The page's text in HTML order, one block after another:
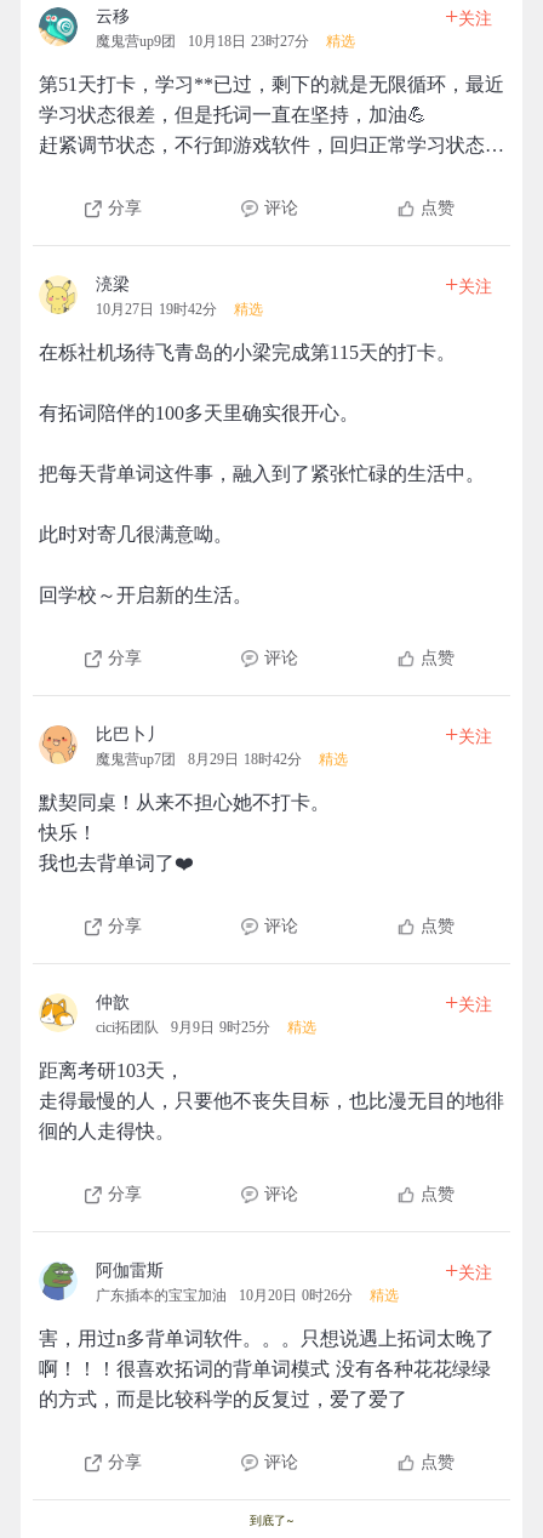
云移
魔鬼营up9团 10月18日 23时27分 精选
+关注
第51天打卡，学习**已过，剩下的就是无限循环，最近
学习状态很差，但是托词一直在坚持，加油💪
赶紧调节状态，不行卸游戏软件，回归正常学习状态…
分享 评论 点赞
湸梁
10月27日 19时42分 精选
+关注
在栎社机场待飞青岛的小梁完成第115天的打卡。
有拓词陪伴的100多天里确实很开心。
把每天背单词这件事，融入到了紧张忙碌的生活中。
此时对寄几很满意呦。
回学校～开启新的生活。
分享 评论 点赞
比巴卜丿
魔鬼营up7团 8月29日 18时42分 精选
+关注
默契同桌！从来不担心她不打卡。
快乐！
我也去背单词了❤️
分享 评论 点赞
仲歆
cici拓团队 9月9日 9时25分 精选
+关注
距离考研103天，
走得最慢的人，只要他不丧失目标，也比漫无目的地徘
徊的人走得快。
分享 评论 点赞
阿伽雷斯
广东插本的宝宝加油 10月20日 0时26分 精选
+关注
害，用过n多背单词软件。。。只想说遇上拓词太晚了
啊！！！很喜欢拓词的背单词模式 没有各种花花绿绿
的方式，而是比较科学的反复过，爱了爱了
分享 评论 点赞
到底了~